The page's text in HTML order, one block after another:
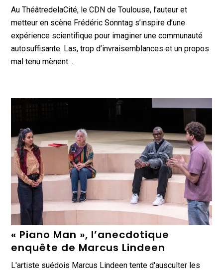
Au ThéâtredelaCité, le CDN de Toulouse, l’auteur et
metteur en scène Frédéric Sonntag s’inspire d’une
expérience scientifique pour imaginer une communauté
autosuffisante. Las, trop d’invraisemblances et un propos
mal tenu mènent…
« Piano Man », l’anecdotique
enquête de Marcus Lindeen
L'artiste suédois Marcus Lindeen tente d'ausculter les